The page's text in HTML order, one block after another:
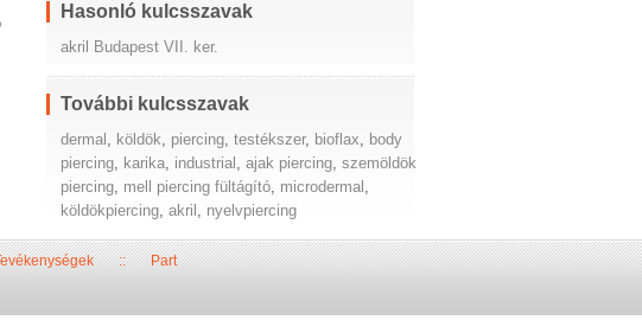
Hasonló kulcsszavak
akril Budapest VII. ker.
További kulcsszavak
dermal , köldök, piercing,testékszer, bioflax, body
piercing, karika, industrial ,ajak piercing,szemöldök
piercing, mell piercing fültágító, microdermal ,
köldökpiercing,akril , nyelvpiercing
::Part